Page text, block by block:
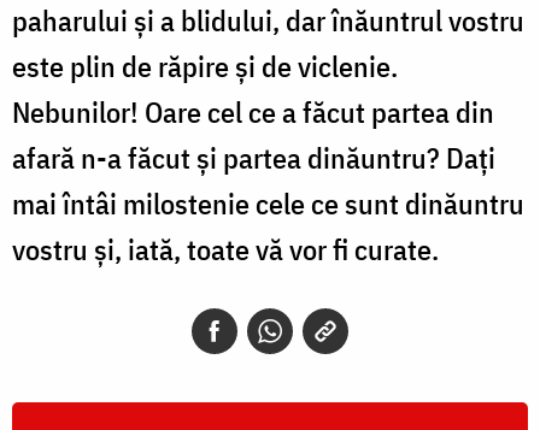
paharului și a blidului, dar înăuntrul vostru
este plin de răpire și de viclenie.
Nebunilor! Oare cel ce a făcut partea din
afară n-a făcut și partea dinăuntru? Dați
mai întâi milostenie cele ce sunt dinăuntru
vostru și, iată, toate vă vor fi curate.